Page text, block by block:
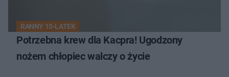
RANNY 15-LATEK
Potrzebna krew dla Kacpra! Ugodzony
nożem chłopiec walczy o życie